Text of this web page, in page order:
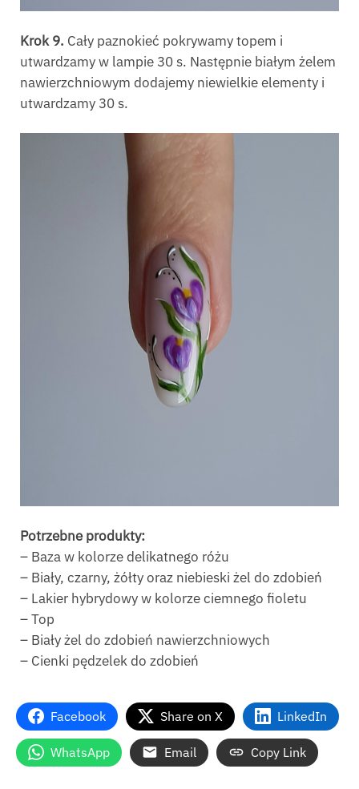
Krok 9. Cały paznokieć pokrywamy topem i
utwardzamy w lampie 30 s. Następnie białym żelem
nawierzchniowym dodajemy niewielkie elementy i
utwardzamy 30 s.
Potrzebne produkty:
– Baza w kolorze delikatnego różu
– Biały, czarny, żółty oraz niebieski żel do zdobień
– Lakier hybrydowy w kolorze ciemnego fioletu
– Top
– Biały żel do zdobień nawierzchniowych
– Cienki pędzelek do zdobień
Facebook Share on X LinkedIn
WhatsApp Email Copy Link